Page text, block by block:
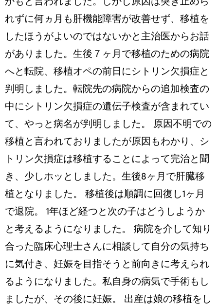
かもと言われました。しかし原因は突き止めら
れずに何ヵ月も肝機能障害が改善せず、移植を
したほうがよいのではないかと主治医からお話
がありました。生後７ヶ月で移植のための病院
へと転院、移植オペの前日にシトリン欠損症と
判明しました。転院先の病院からの追加検査の
中にシトリン欠損症の遺伝子検査が含まれてい
て、やっと病名が判明しました。 原因不明での
移植と言われておりましたが原因もわかり、シ
トリン欠損症は移植することによって完治と聞
き、少しホッとしました。生後8ヶ月で肝臓移
植となりました。 移植後は順調に回復し1ヶ月
で退院。 1年ほど経つと次の子はどうしようか
と考えるようになりました。 病院を介して知り
合った臨床心理士さんに相談して自分の気持ち
に気付き、妊娠を目指そうと前向きに考えられ
るようになりました。私自身の病気で手術もし
ましたが、その後に妊娠。 出産は娘の移植をし